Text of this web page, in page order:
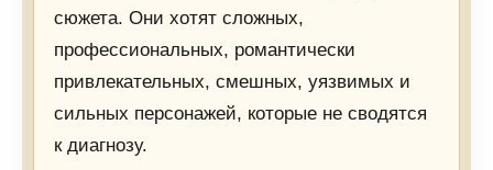
сюжета. Они хотят сложных,
профессиональных, романтически
привлекательных, смешных, уязвимых и
сильных персонажей, которые не сводятся
к диагнозу.